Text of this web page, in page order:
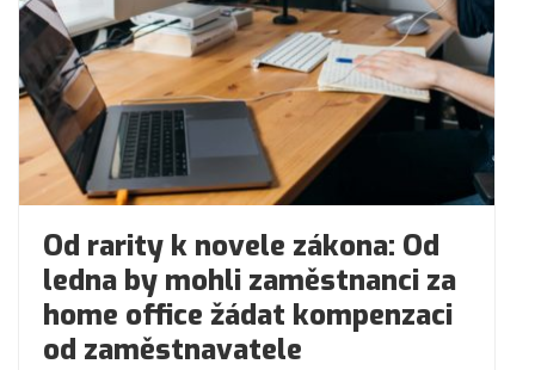
Od rarity k novele zákona: Od
ledna by mohli zaměstnanci za
home office žádat kompenzaci
od zaměstnavatele